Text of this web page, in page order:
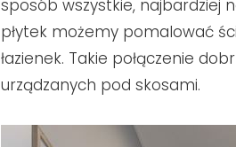
sposób wszystkie, najbardziej
płytek możemy pomalować
łazienek. Takie połączenie
urządzanych pod skosami.